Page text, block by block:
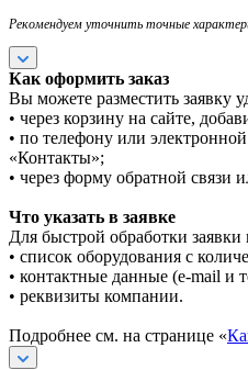
Рекомендуем уточнить точные
Как оформить заказ
Вы можете разместить заявку
• через корзину на сайте,
• по телефону или
«Контакты»;
• через форму обратной связи
Что указать в заявке
Для быстрой обработки заявки
• список оборудования с
• контактные данные (e-mail и
• реквизиты компании.
Подробнее см. на странице «